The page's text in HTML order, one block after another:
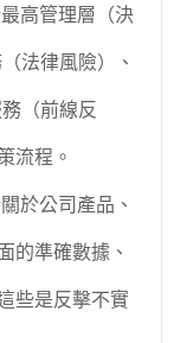
高管理層（決
法律風險）、
（前線反
流程。
於公司產品、
的準確數據、
些是反擊不實